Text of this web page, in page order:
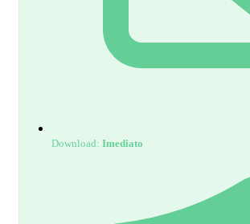
Download: Imediato